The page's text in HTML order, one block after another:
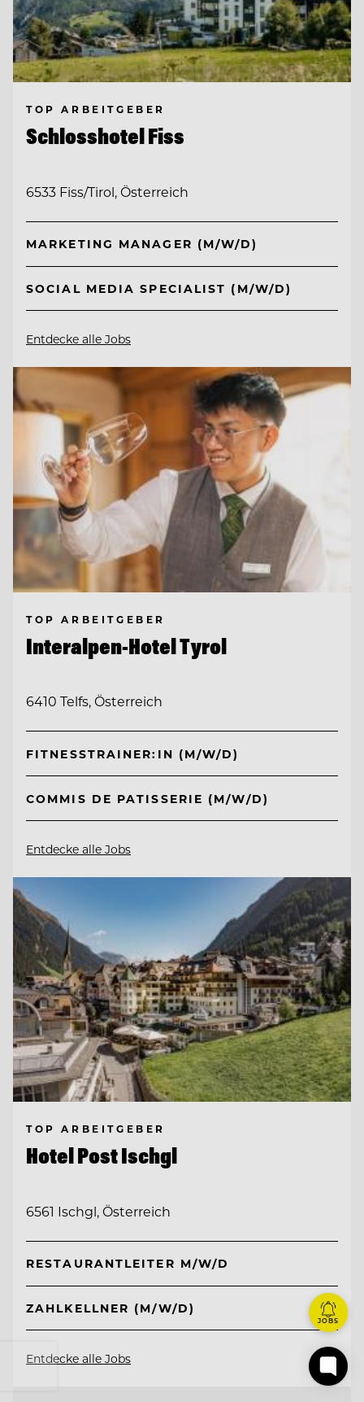
TOP ARBEITGEBER
Schlosshotel Fiss
6533 Fiss/Tirol, Österreich
MARKETING MANAGER (M/W/D)
SOCIAL MEDIA SPECIALIST (M/W/D)
Entdecke alle Jobs
TOP ARBEITGEBER
Interalpen-Hotel Tyrol
6410 Telfs, Österreich
FITNESSTRAINER:IN (M/W/D)
COMMIS DE PATISSERIE (M/W/D)
Entdecke alle Jobs
TOP ARBEITGEBER
Hotel Post Ischgl
6561 Ischgl, Österreich
RESTAURANTLEITER M/W/D
ZAHLKELLNER (M/W/D)
Entdecke alle Jobs
JOBS